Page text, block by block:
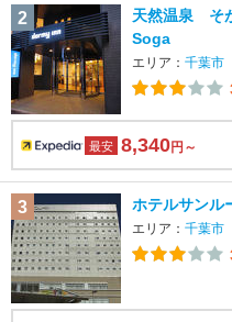
2
天然温泉 そ
Soga
エリア： 千葉市
最安 8,340円～
3 ホテルサンル
エリア： 千葉市